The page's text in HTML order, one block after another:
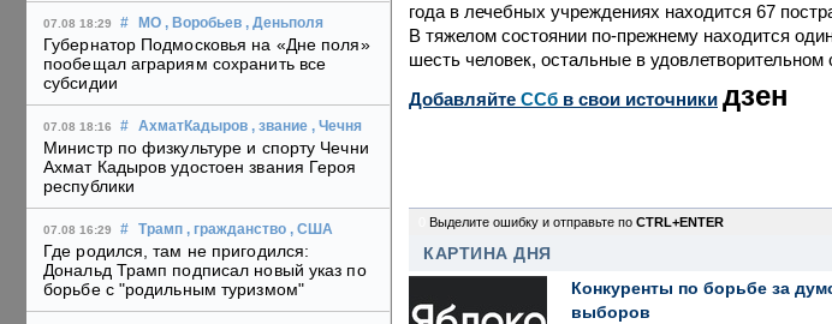
07.08 18:29 # МО , Воробьев , Деньполя
Губернатор Подмосковья на «Дне поля»
пообещал аграриям сохранить все
субсидии
07.08 18:16 # АхматКадыров , звание , Чечня
Министр по физкультуре и спорту Чечни
Ахмат Кадыров удостоен звания Героя
республики
07.08 16:29 # Трамп , гражданство , США
Где родился, там не пригодился:
Дональд Трамп подписал новый указ по
борьбе с "родильным туризмом"
года в лечебных учреждениях находится 67
В тяжелом состоянии по-прежнему находится
шесть человек, остальные в удовлетворительном
Добавляйте CСб в свои источники дзен
Выделите ошибку и отправьте по CTRL+ENTER
КАРТИНА ДНЯ
Конкуренты по борьбе за
выборов